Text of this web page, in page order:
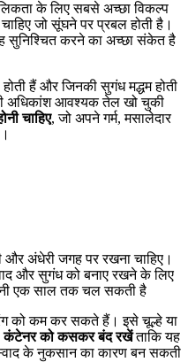
के लिए सबसे अच्छा विकल्प
जो सूंघने पर प्रबल होती है।
सुनिश्चित करने का अच्छा संकेत है
हैं और जिनकी सुगंध मद्धम होती
अधिकांश आवश्यक तेल खो चुकी
चाहिए, जो अपने गर्म, मसालेदार
अंधेरी जगह पर रखना चाहिए।
और सुगंध को बनाए रखने के लिए
एक साल तक चल सकती है
रंग को कम कर सकते हैं। इसे चूल्हे या
कंटेनर को कसकर बंद रखेंताकि यह
के नुकसान का कारण बन सकती